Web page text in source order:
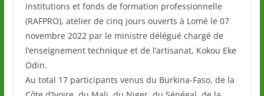
institutions et fonds de formation professionnelle
(RAFPRO), atelier de cinq jours ouverts à Lomé le 07
novembre 2022 par le ministre délégué chargé de
l’enseignement technique et de l’artisanat, Kokou Eke
Odin.
Au total 17 participants venus du Burkina-Faso, de la